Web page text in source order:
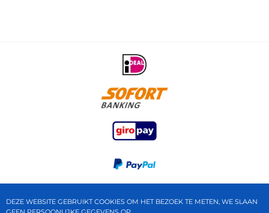
DEZE WEBSITE GEBRUIKT COOKIES OM HET BEZOEK TE METEN, WE SLAAN